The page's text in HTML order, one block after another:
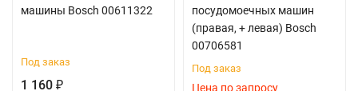
машины Bosch 00611322
Под заказ
1 160 ₽
посудомоечных машин
(правая, + левая) Bosch
00706581
Под заказ
Цена по запросу